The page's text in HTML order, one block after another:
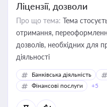
Ліцензії, дозволи
Про що тема: Тема
отримання,
дозволів, необхідних для
діяльності
Банківська діяльність
Фінансові послуги
+5